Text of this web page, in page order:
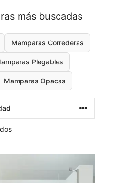
más buscadas
Mamparas Correderas
Plegables
Mamparas Opacas